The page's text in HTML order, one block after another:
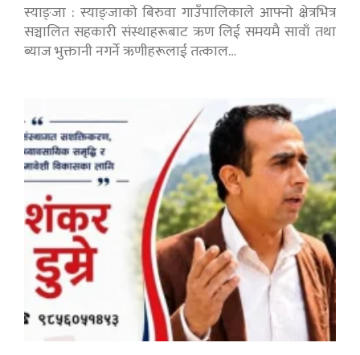
स्याङ्जा : स्याङ्जाको बिरुवा गाउँपालिकाले आफ्नो क्षेत्रभित्र
सञ्चालित सहकारी संस्थाहरूबाट ऋण लिई समयमै सावाँ तथा
ब्याज भुक्तानी नगर्ने ऋणीहरूलाई तत्काल…